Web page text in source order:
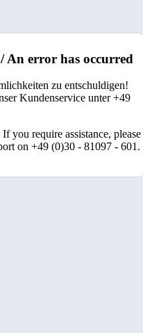
An error has occurred
zu entschuldigen!
Kundenservice unter +49
you require assistance, please
on +49 (0)30 - 81097 - 601.